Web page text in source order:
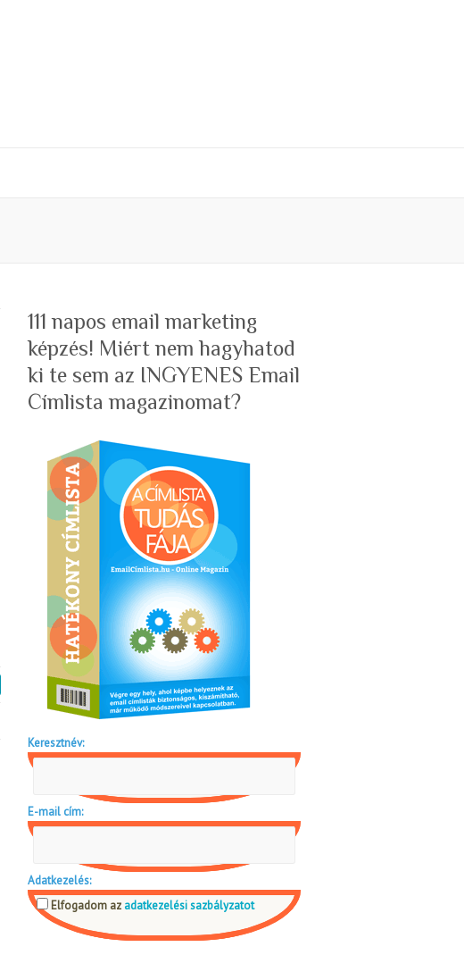
111 napos email marketing
képzés! Miért nem hagyhatod
ki te sem az INGYENES Email
Címlista magazinomat?
Keresztnév:
E-mail cím:
Adatkezelés:
Elfogadom az adatkezelési sazbályzatot